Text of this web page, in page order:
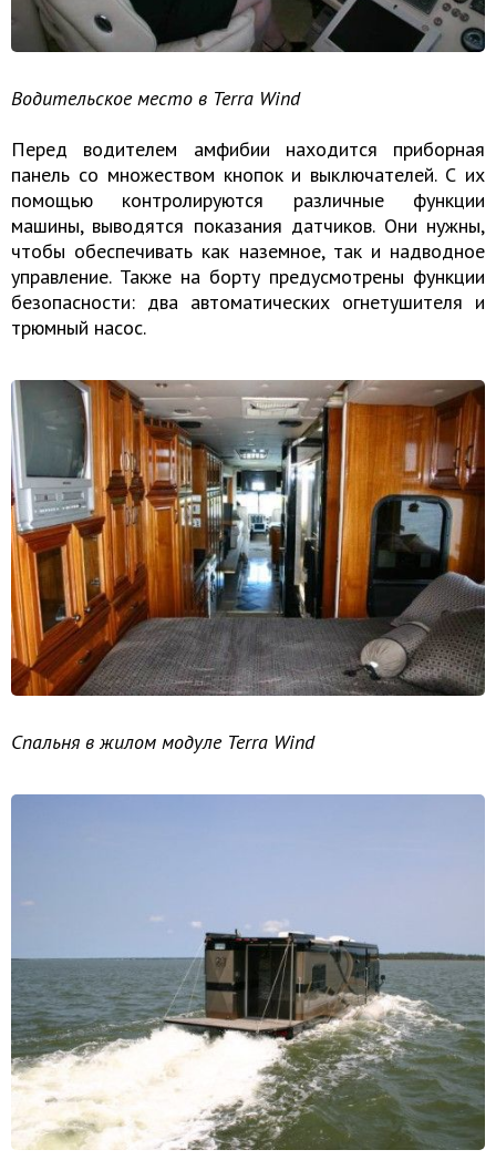
Водительское место в Terra Wind
Перед водителем амфибии находится приборная
панель со множеством кнопок и выключателей. С их
помощью контролируются различные функции
машины, выводятся показания датчиков. Они нужны,
чтобы обеспечивать как наземное, так и надводное
управление. Также на борту предусмотрены функции
безопасности: два автоматических огнетушителя и
трюмный насос.
Спальня в жилом модуле Terra Wind